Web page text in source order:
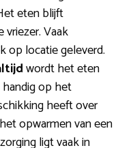
eten blijft
vriezer. Vaak
op locatie geleverd.
wordt het eten
op het
heeft over
opwarmen van een
ligt vaak in